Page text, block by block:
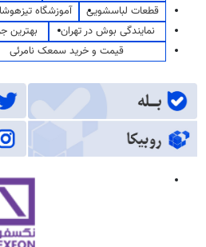
قطعات لباسشویی
آموزشگاه
نمایندگی بوش در تهران
بهترین
قیمت و خرید سمعک نامرئی